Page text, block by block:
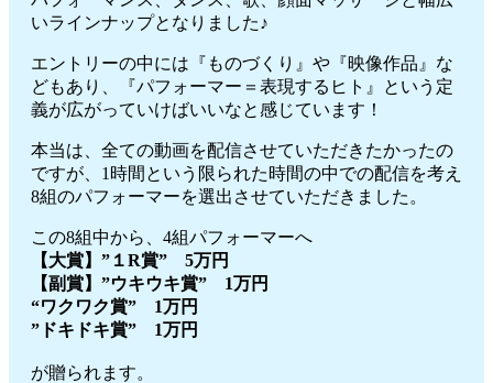
いラインナップとなりました♪
エントリーの中には『ものづくり』や『映像作品』な
どもあり、『パフォーマー＝表現するヒト』という定
義が広がっていけばいいなと感じています！
本当は、全ての動画を配信させていただきたかったの
ですが、1時間という限られた時間の中での配信を考え
8組のパフォーマーを選出させていただきました。
この8組中から、4組パフォーマーへ
【大賞】”１R賞” 5万円
【副賞】”ウキウキ賞” 1万円
“ワクワク賞” 1万円
”ドキドキ賞” 1万円
が贈られます。